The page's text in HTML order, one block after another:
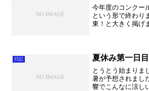
今年度のコンクー
という形で終わり
東！と大きく掲げ
一定の満足感を得
日記 夏休み第一日目
とうとう始まり
暑が予想されまし
響でこんなに涼し